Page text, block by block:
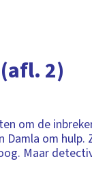
2)
om de
Damla om hulp.
Maar